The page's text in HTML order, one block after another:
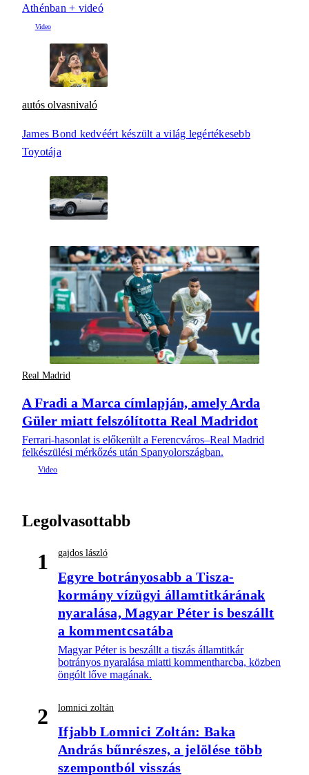
Athénban + videó
autós olvasnivaló
James Bond kedvéért készült a világ legértékesebb
Toyotája
Real Madrid
A Fradi a Marca címlapján, amely Arda
Güler miatt felszólította Real Madridot
Ferrari-hasonlat is előkerült a Ferencváros–Real Madrid
felkészülési mérkőzés után Spanyolországban.
Legolvasottabb
1 gajdos lászló
Egyre botrányosabb a Tisza-
kormány vízügyi államtitkárának
nyaralása, Magyar Péter is beszállt
a kommentcsatába
Magyar Péter is beszállt a tiszás államtitkár
botrányos nyaralása miatti kommentharcba, közben
öngólt lőve magának.
2 lomnici zoltán
Ifjabb Lomnici Zoltán: Baka
András bűnrészes, a jelölése több
szempontból visszás